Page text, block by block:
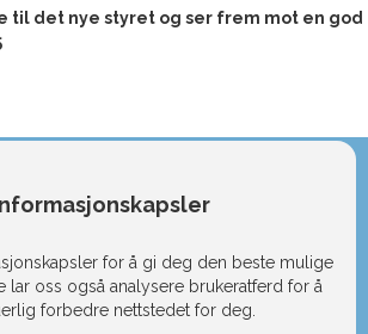
for å gi deg den beste mulige
lar oss også analysere brukeratferd for å
forbedre nettstedet for deg.
til det nye styret og ser frem mot en god